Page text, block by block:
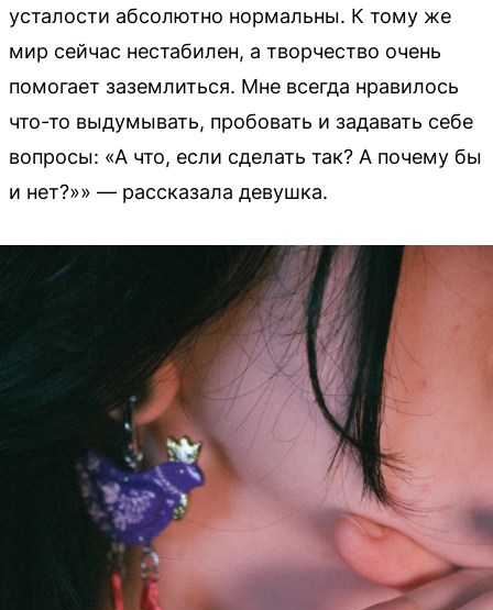
усталости абсолютно нормальны. К тому же
мир сейчас нестабилен, а творчество очень
помогает заземлиться. Мне всегда нравилось
что-то выдумывать, пробовать и задавать себе
вопросы: «А что, если сделать так? А почему бы
и нет?»» — рассказала девушка.